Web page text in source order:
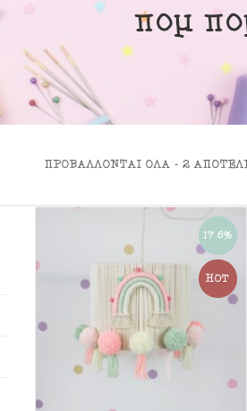
πομ
ΠΡΟΒΆΛΛΟΝΤΑΙ ΌΛΑ - 2
17.6%
HOT